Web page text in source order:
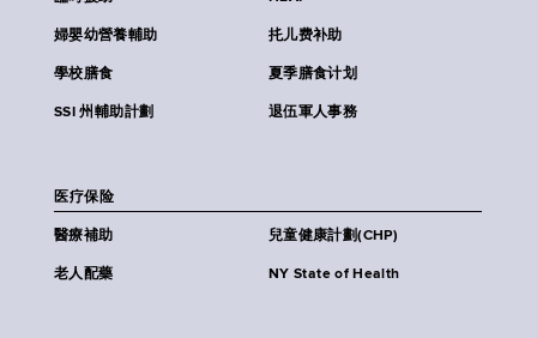
婦嬰幼營養輔助 扥儿费补助
學校膳食 夏季膳食计划
SSI 州輔助計劃 退伍軍人事務
医疗保险
醫療補助 兒童健康計劃(CHP)
老人配藥 NY State of Health